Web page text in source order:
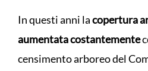
In questi anni lacopertura
aumentata costantemente
censimento arboreo del